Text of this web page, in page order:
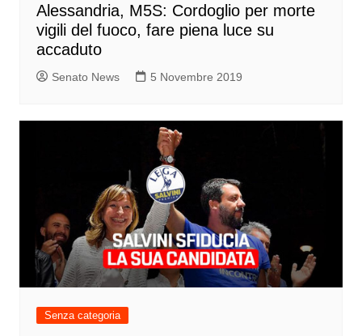
Alessandria, M5S: Cordoglio per morte
vigili del fuoco, fare piena luce su
accaduto
Senato News 5 Novembre 2019
Senza categoria